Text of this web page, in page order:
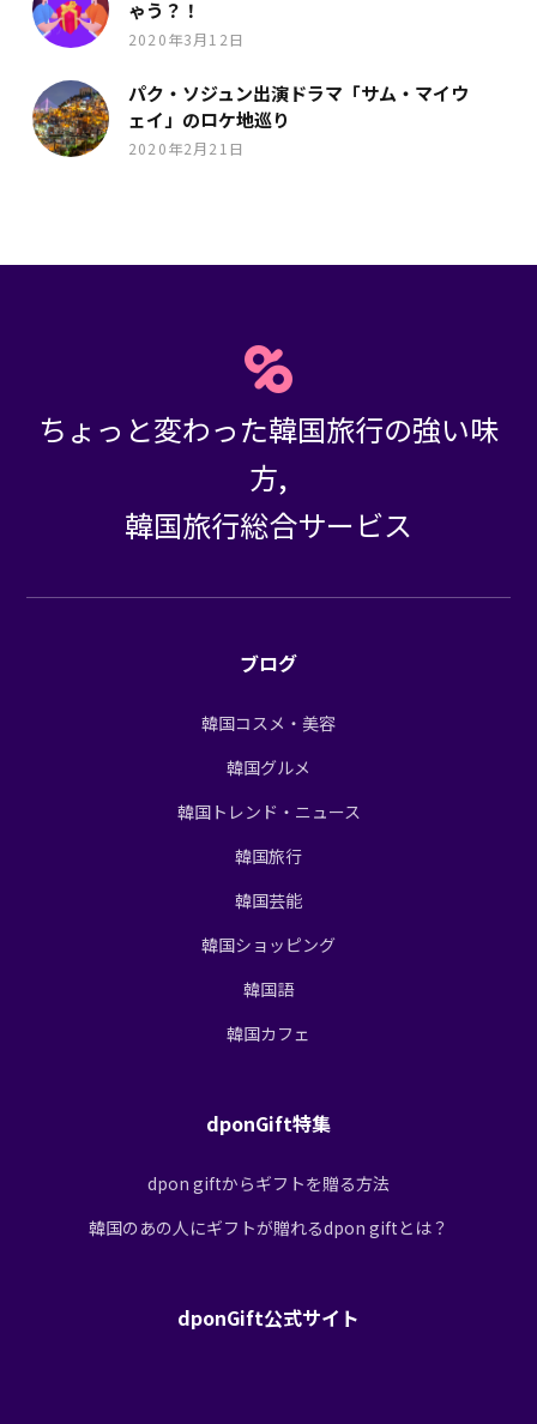
ゃう？！
2020年3月12日
パク・ソジュン出演ドラマ「サム・マイウ
ェイ」のロケ地巡り
2020年2月21日
ちょっと変わった韓国旅行の強い味
方,
韓国旅行総合サービス
ブログ
韓国コスメ・美容
韓国グルメ
韓国トレンド・ニュース
韓国旅行
韓国芸能
韓国ショッピング
韓国語
韓国カフェ
dponGift特集
dpon giftからギフトを贈る方法
韓国のあの人にギフトが贈れるdpon giftとは？
dponGift公式サイト